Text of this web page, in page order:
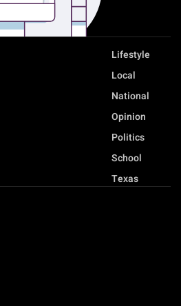
Lifestyle
Local
National
Opinion
Politics
School
Texas